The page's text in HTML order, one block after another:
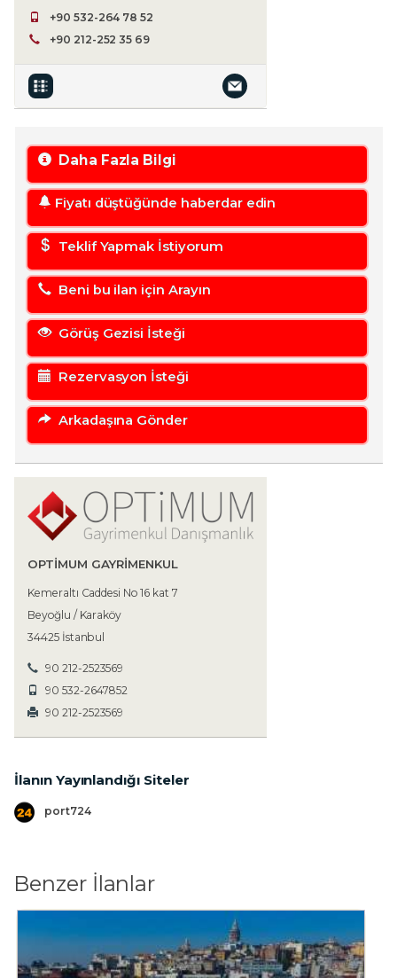
+90 532-264 78 52
+90 212-252 35 69
Daha Fazla Bilgi
Fiyatı düştüğünde haberdar edin
Teklif Yapmak İstiyorum
Beni bu ilan için Arayın
Görüş Gezisi İsteği
Rezervasyon İsteği
Arkadaşına Gönder
OPTIMUM GAYRIMENKUL
Kemeraltı Caddesi No 16 kat 7
Beyoğlu / Karaköy
34425 İstanbul
90 212-2523569
90 532-2647852
90 212-2523569
İlanın Yayınlandığı Siteler
port724
Benzer İlanlar